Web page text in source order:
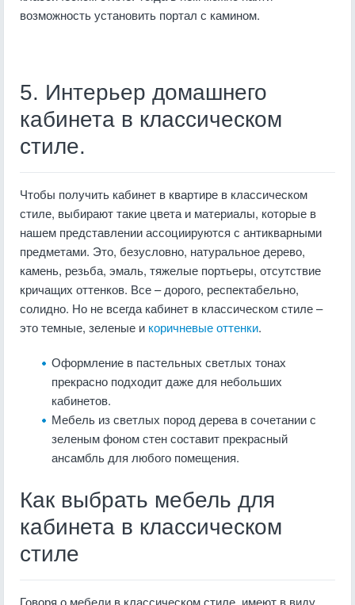
возможность установить портал с камином.
5. Интерьер домашнего
кабинета в классическом
стиле.
Чтобы получить кабинет в квартире в классическом
стиле, выбирают такие цвета и материалы, которые в
нашем представлении ассоциируются с антикварными
предметами. Это, безусловно, натуральное дерево,
камень, резьба, эмаль, тяжелые портьеры, отсутствие
кричащих оттенков. Все – дорого, респектабельно,
солидно. Но не всегда кабинет в классическом стиле –
это темные, зеленые и коричневые оттенки.
Оформление в пастельных светлых тонах
прекрасно подходит даже для небольших
кабинетов.
Мебель из светлых пород дерева в сочетании с
зеленым фоном стен составит прекрасный
ансамбль для любого помещения.
Как выбрать мебель для
кабинета в классическом
стиле
Говоря о мебели в классическом стиле, имеют в виду